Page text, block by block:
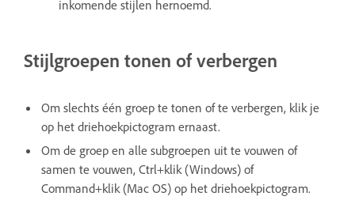
inkomende stijlen hernoemd.
Stijlgroepen tonen of verbergen
Om slechts één groep te tonen of te verbergen, klik je
op het driehoekpictogram ernaast.
Om de groep en alle subgroepen uit te vouwen of
samen te vouwen, Ctrl+klik (Windows) of
Command+klik (Mac OS) op het driehoekpictogram.